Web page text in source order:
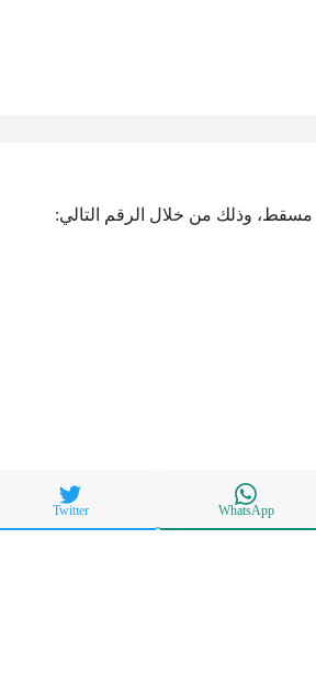
وذلك من خلال الرقم التالي:
WhatsApp
Twitter